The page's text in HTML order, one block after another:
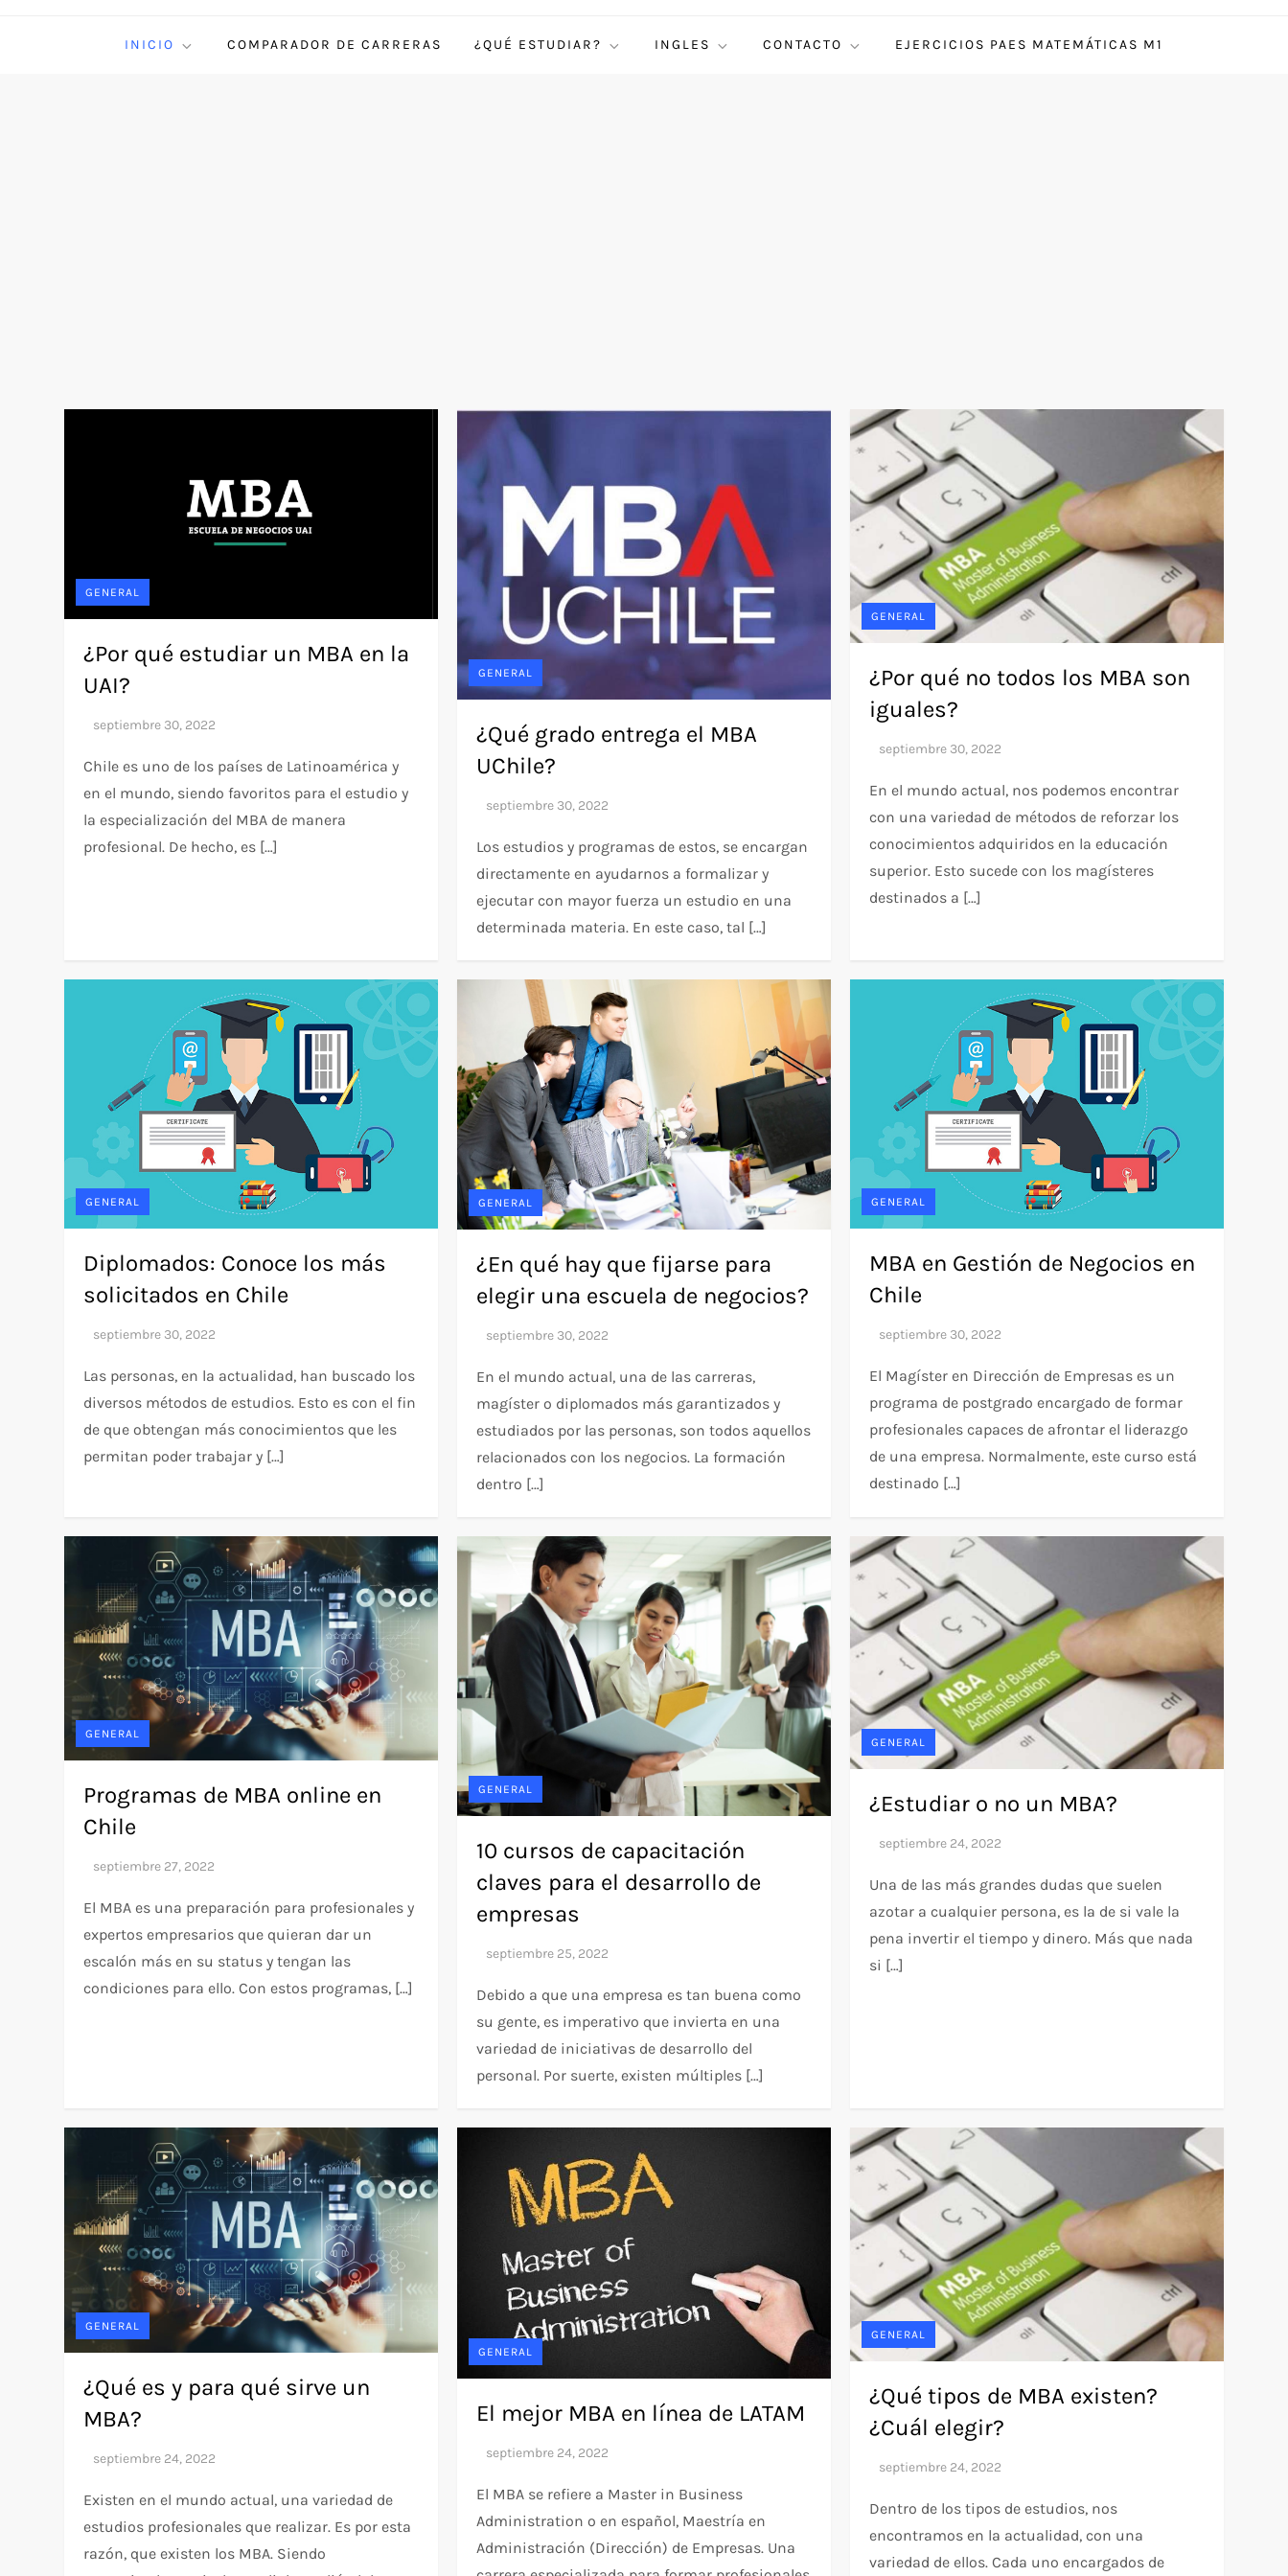
INICIO COMPARADOR DE CARRERAS ¿QUÉ ESTUDIAR? INGLES CONTACTO EJERCICIOS PAES MATEMÁTICAS M1
GENERAL
¿Por qué estudiar un MBA en la
UAI?
Chile es uno de los países de Latinoamérica y
en el mundo, siendo favoritos para el estudio y
la especialización del MBA de manera
profesional. De hecho, es […]
GENERAL
¿Qué grado entrega el MBA
UChile?
Los estudios y programas de estos, se encargan
directamente en ayudarnos a formalizar y
ejecutar con mayor fuerza un estudio en una
determinada materia. En este caso, tal […]
GENERAL
¿Por qué no todos los MBA son
iguales?
En el mundo actual, nos podemos encontrar
con una variedad de métodos de reforzar los
conocimientos adquiridos en la educación
superior. Esto sucede con los magísteres
destinados a […]
GENERAL
Diplomados: Conoce los más
solicitados en Chile
Las personas, en la actualidad, han buscado los
diversos métodos de estudios. Esto es con el fin
de que obtengan más conocimientos que les
permitan poder trabajar y […]
GENERAL
¿En qué hay que fijarse para
elegir una escuela de negocios?
En el mundo actual, una de las carreras,
magíster o diplomados más garantizados y
estudiados por las personas, son todos aquellos
relacionados con los negocios. La formación
dentro […]
GENERAL
MBA en Gestión de Negocios en
Chile
El Magíster en Dirección de Empresas es un
programa de postgrado encargado de formar
profesionales capaces de afrontar el liderazgo
de una empresa. Normalmente, este curso está
destinado […]
GENERAL
Programas de MBA online en
Chile
El MBA es una preparación para profesionales y
expertos empresarios que quieran dar un
escalón más en su status y tengan las
condiciones para ello. Con estos programas, […]
GENERAL
10 cursos de capacitación
claves para el desarrollo de
empresas
Debido a que una empresa es tan buena como
su gente, es imperativo que invierta en una
variedad de iniciativas de desarrollo del
personal. Por suerte, existen múltiples […]
GENERAL
¿Estudiar o no un MBA?
Una de las más grandes dudas que suelen
azotar a cualquier persona, es la de si vale la
pena invertir el tiempo y dinero. Más que nada
si […]
GENERAL
¿Qué es y para qué sirve un
MBA?
Existen en el mundo actual, una variedad de
estudios profesionales que realizar. Es por esta
razón, que existen los MBA. Siendo
GENERAL
El mejor MBA en línea de LATAM
El MBA se refiere a Master in Business
Administration o en español, Maestría en
Administración (Dirección) de Empresas. Una
GENERAL
¿Qué tipos de MBA existen?
¿Cuál elegir?
Dentro de los tipos de estudios, nos
encontramos en la actualidad, con una
variedad de ellos. Cada uno encargados de